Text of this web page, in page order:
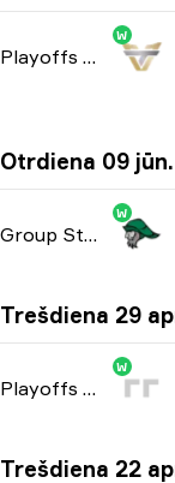
Playoffs bo3
W
Otrdiena 09
Group Stage -bo1
W
Trešdiena 29
Playoffs bo3
W
Trešdiena 22